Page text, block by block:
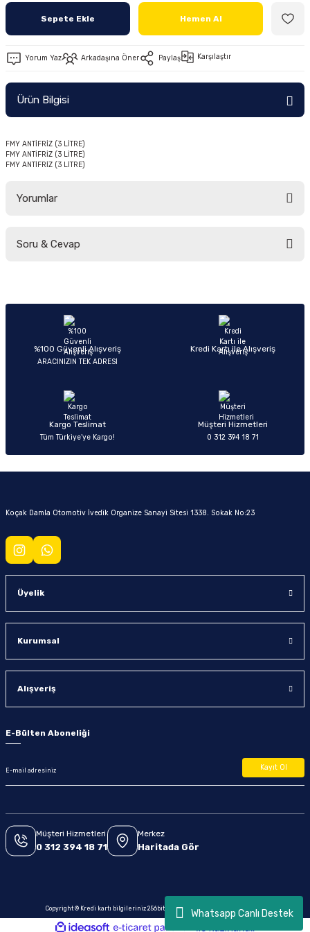
Whatsapp Canlı Destek
Ön/Arka Takımlar
Sepete Ekle Hemen Al
Yorum Yaz Arkadaşına Öner Paylaş Karşılaştır
Ürün Bilgisi
FMY ANTİFRİZ (3 LİTRE)
FMY ANTİFRİZ (3 LİTRE)
FMY ANTİFRİZ (3 LİTRE)
Yorumlar
Soru & Cevap
Ürün hakkında henüz soru sorulmamış.
%100 Güvenli Alışveriş
ARACINIZIN TEK ADRESİ
Kredi Kartı ile Alışveriş
Kargo Teslimat
Tüm Türkiye’ye Kargo!
Müşteri Hizmetleri
0 312 394 18 71
Koçak Damla Otomotiv İvedik Organize Sanayi Sitesi 1338. Sokak No:23
Üyelik
Kurumsal
Alışveriş
E-Bülten Aboneliği
Kayıt Ol
Müşteri Hizmetleri
0 312 394 18 71
Merkez
Haritada Gör
Copyright © Kredi kartı bilgileriniz 256bit SSL sertifikası ile korunmaktadır.
ideasoft